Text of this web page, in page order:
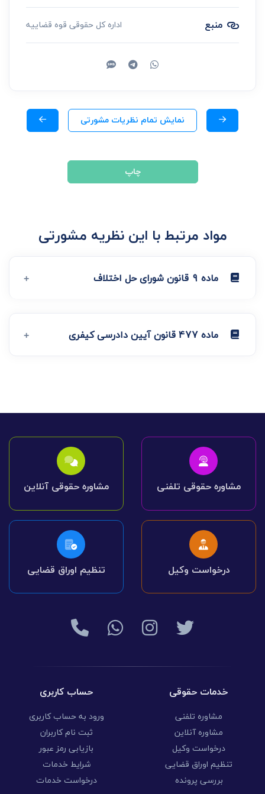
منبع اداره کل حقوقی قوه قضاییه
نمایش تمام نظریات مشورتی
چاپ
مواد مرتبط با این نظریه مشورتی
ماده 9 قانون شورای حل اختلاف
ماده 477 قانون آیین دادرسی کیفری
مشاوره حقوقی تلفنی مشاوره حقوقی آنلاین
درخواست وکیل تنظیم اوراق قضایی
خدمات حقوقی
مشاوره تلفنی
مشاوره آنلاین
درخواست وکیل
تنظیم اوراق قضایی
بررسی پرونده
حساب کاربری
ورود به حساب کاربری
ثبت نام کاربران
بازیابی رمز عبور
شرایط خدمات
درخواست خدمات